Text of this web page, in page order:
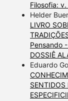
Filosofia:
Helder
LIVRO
Pensando
DOSSIÊ
Eduardo
SENTIDOS